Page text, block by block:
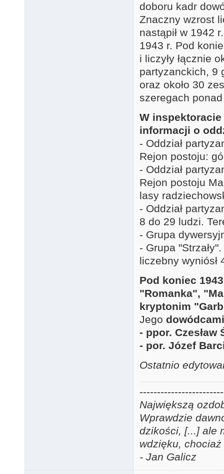
doboru kadr
Znaczny wzrost
nastąpił w 1942
1943 r. Pod
i liczyły łącznie
partyzanckich, 9
oraz około 30
szeregach
W
informacji o
- Oddział
Rejon postoju:
- Oddział
Rejon postoju
lasy
- Oddział
8 do 29 ludzi.
- Grupa
- Grupa
liczebny wyniósł
Pod koniec
"Romanka",
kryptonim
Jego
- ppor.
- por. Józef
Ostatnio
Największą
Wprawdzie
dzikości, [...] ale
wdzięku,
- Jan Galicz